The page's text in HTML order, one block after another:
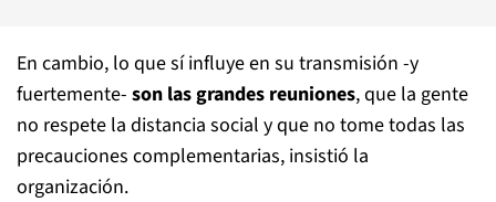
En cambio, lo que sí influye en su transmisión -y
fuertemente- son las grandes reuniones, que la gente
no respete la distancia social y que no tome todas las
precauciones complementarias, insistió la
organización.